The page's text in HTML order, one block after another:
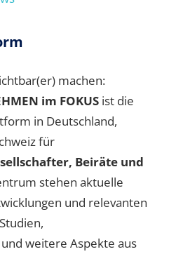
machen:
im FOKUS ist die
in Deutschland,
für
Beiräte und
stehen aktuelle
und relevanten
weitere Aspekte aus